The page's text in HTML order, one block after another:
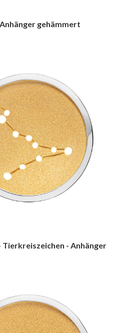
gehämmert
Tierkreiszeichen - Anhänger